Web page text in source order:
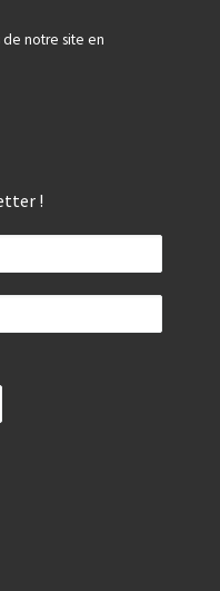
notre site en
!